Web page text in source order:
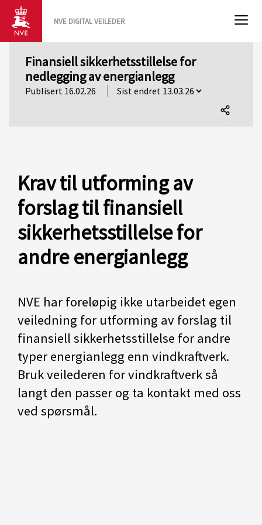
NVE DIGITAL VEILEDER
Finansiell sikkerhetsstillelse for
nedlegging av energianlegg
Publisert 16.02.26
Krav til utforming av
forslag til finansiell
sikkerhetsstillelse for
andre energianlegg
NVE har foreløpig ikke utarbeidet egen
veiledning for utforming av forslag til
finansiell sikkerhetsstillelse for andre
typer energianlegg enn vindkraftverk.
Bruk veilederen for vindkraftverk så
langt den passer og ta kontakt med oss
ved spørsmål.